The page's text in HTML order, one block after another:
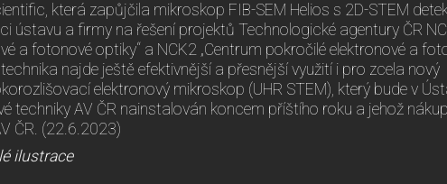
která zapůjčila mikroskop FIB-SEM Helios s 2D-STEM
ústavu a firmy na řešení projektů Technologické agentury ČR
a fotonové optiky“ a NCK2 „Centrum pokročilé elektronové a
najde ještě efektivnější a přesnější využití i pro zcela nový
elektronový mikroskop (UHR STEM), který bude v
techniky AV ČR nainstalován koncem příštího roku a jehož
ČR. (22.6.2023)
ilustrace